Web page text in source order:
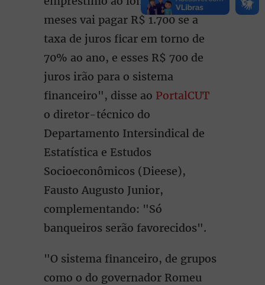
meses vai pagar R$ 1.700 se a
taxa de juros ficar em torno de
70% ao ano, e esses R$ 700 de
juros irão para o sistema
financeiro", disse ao PortalCUT
o diretor-técnico do
Departamento Intersindical de
Estatística e Estudos
Socioeconômicos (Dieese),
Fausto Augusto Junior,
complementando: "Só
banqueiros serão favorecidos".
"O sistema financeiro, de grupos
como o do governador Romeu